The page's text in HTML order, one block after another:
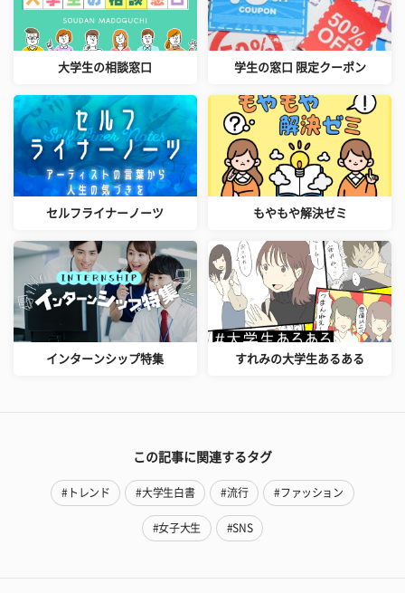
大学生の相談窓口 学生の窓口 限定クーポン
セルフライナーノーツ もやもや解決ゼミ
インターンシップ特集 すれみの大学生あるある
この記事に関連するタグ
#トレンド #大学生白書 #流行 #ファッション
#女子大生 #SNS